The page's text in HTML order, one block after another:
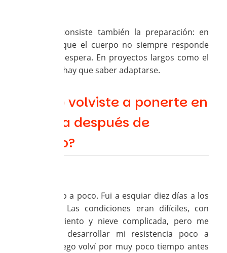
En eso consiste también la preparación: en
aceptar que el cuerpo no siempre responde
como se espera. En proyectos largos como el
nuestro, hay que saber adaptarse.
¿Cómo volviste a ponerte en
marcha después de
aquello?
Muy poco a poco. Fui a esquiar diez días a los
Pirineos. Las condiciones eran difíciles, con
mucho viento y nieve complicada, pero me
permitió desarrollar mi resistencia poco a
poco. Luego volví por muy poco tiempo antes